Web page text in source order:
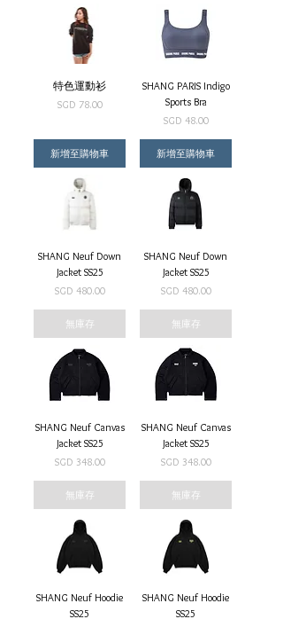
特色運動衫
價格
SGD 78.00
新增至購物車
SHANG PARIS Indigo
Sports Bra
價格
SGD 48.00
新增至購物車
SHANG Neuf Down
Jacket SS25
價格
SGD 480.00
無庫存
SHANG Neuf Down
Jacket SS25
價格
SGD 480.00
無庫存
SHANG Neuf Canvas
Jacket SS25
價格
SGD 348.00
無庫存
SHANG Neuf Canvas
Jacket SS25
價格
SGD 348.00
無庫存
SHANG Neuf Hoodie
SS25
SHANG Neuf Hoodie
SS25